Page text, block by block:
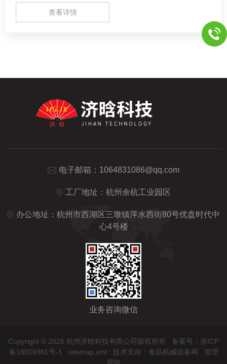
查看详情
电子邮箱： 1064831086@qq.com
工厂地址：杭州余杭工业园区
办公地址：杭州市西湖区三墩镇萍水西街80号优盘时代中
心4号楼
业务咨询微信
Copyright © 2026 杭州济晗科技有限公司版权所有 备案号：浙ICP
备18016961号-1
sitemap.xml 技术支持： 食品机械设备网
管理
登陆